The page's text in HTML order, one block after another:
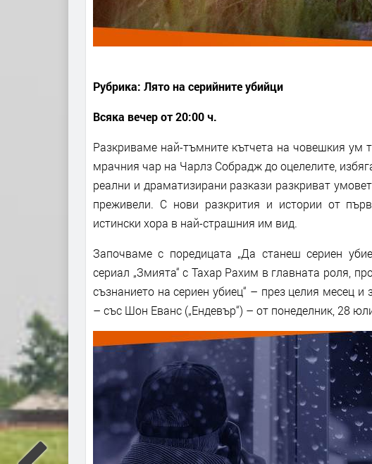
Рубрика: Лято на серийните убийци
Всяка вечер от 20:00 ч.
Разкриваме най-тъмните кътчета на човешкия ум
мрачния чар на Чарлз Собрадж до оцелелите,
реални и драматизирани разкази разкриват
преживели. С нови разкрития и истории от
истински хора в най-страшния им вид.
Започваме с поредицата „Да станеш сериен
сериал „Змията“ с Тахар Рахим в главната роля,
съзнанието на сериен убиец“ – през целия месец
– със Шон Еванс („Ендевър“) – от понеделник, 28